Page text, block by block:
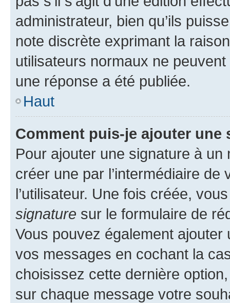
administrateur, bien qu’ils
note discrète exprimant la
utilisateurs normaux ne
une réponse a été publiée.
Haut
Comment puis-je ajouter une
Pour ajouter une signature à un
créer une par l’intermédiaire
l’utilisateur. Une fois créée,
signature sur le formulaire de
Vous pouvez également
vos messages en cochant la
choisissez cette dernière
sur chaque message votre